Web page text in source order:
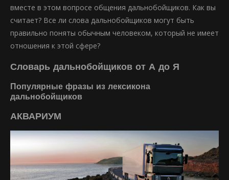
вместе в этом вопросе общения дальнобойщиков. Как вы
считает? Все ли слова дальнобойщиков могут быть
правильно поняты обычным человеком, который не имеет
отношения к этой сфере?
Словарь дальнобойщиков от А до Я
Популярные фразы из лексикона
дальнобойщиков
АКВАРИУМ